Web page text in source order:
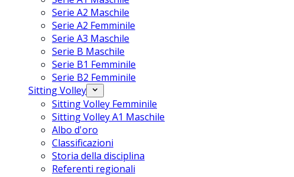
Serie A2 Maschile
Serie A2 Femminile
Serie A3 Maschile
Serie B Maschile
Serie B1 Femminile
Serie B2 Femminile
Sitting Volley
Sitting Volley Femminile
Sitting Volley A1 Maschile
Albo d'oro
Classificazioni
Storia della disciplina
Referenti regionali